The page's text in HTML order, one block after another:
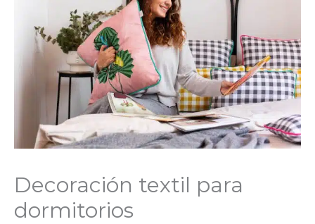
Decoración textil para
dormitorios